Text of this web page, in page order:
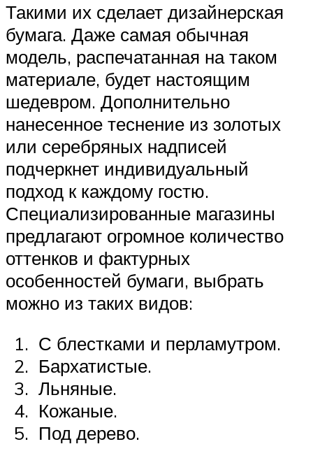
Такими их сделает дизайнерская
бумага. Даже самая обычная
модель, распечатанная на таком
материале, будет настоящим
шедевром. Дополнительно
нанесенное теснение из золотых
или серебряных надписей
подчеркнет индивидуальный
подход к каждому гостю.
Специализированные магазины
предлагают огромное количество
оттенков и фактурных
особенностей бумаги, выбрать
можно из таких видов:
С блестками и перламутром.
Бархатистые.
Льняные.
Кожаные.
Под дерево.